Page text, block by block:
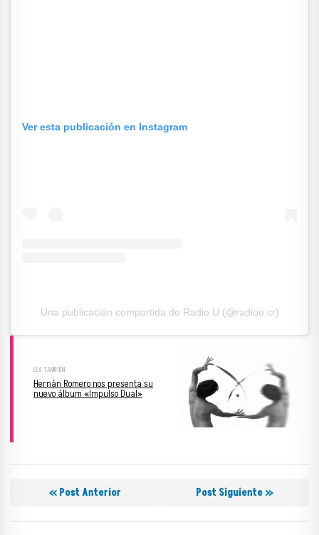
Ver esta publicación en Instagram
Una publicación compartida de Radio U (@radiou.cr)
Hernán Romero nos presenta su
nuevo álbum «Impulso Dual»
« Post Anterior Post Siguiente »